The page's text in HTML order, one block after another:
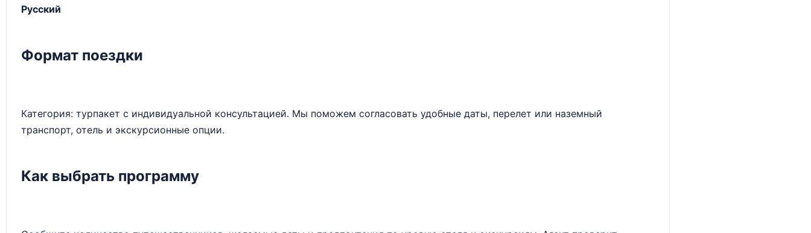
Русский
Формат поездки
Категория: турпакет с индивидуальной консультацией. Мы поможем согласовать удобные даты, перелет или наземный
транспорт, отель и экскурсионные опции.
Как выбрать программу